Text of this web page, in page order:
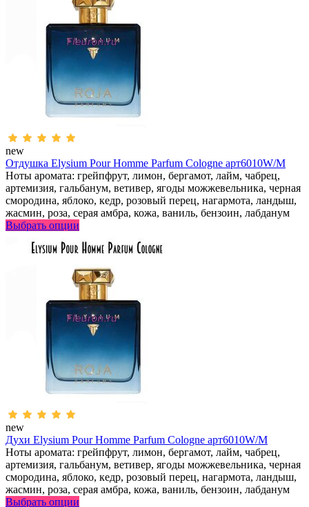
new
Отдушка Elysium Pour Homme Parfum Cologne арт6010W/M
Ноты аромата: грейпфрут, лимон, бергамот, лайм, чабрец,
артемизия, гальбанум, ветивер, ягоды можжевельника, черная
смородина, яблоко, кедр, розовый перец, нагармота, ландыш,
жасмин, роза, серая амбра, кожа, ваниль, бензоин, лабданум
Выбрать опции
new
Духи Elysium Pour Homme Parfum Cologne арт6010W/M
Ноты аромата: грейпфрут, лимон, бергамот, лайм, чабрец,
артемизия, гальбанум, ветивер, ягоды можжевельника, черная
смородина, яблоко, кедр, розовый перец, нагармота, ландыш,
жасмин, роза, серая амбра, кожа, ваниль, бензоин, лабданум
Выбрать опции